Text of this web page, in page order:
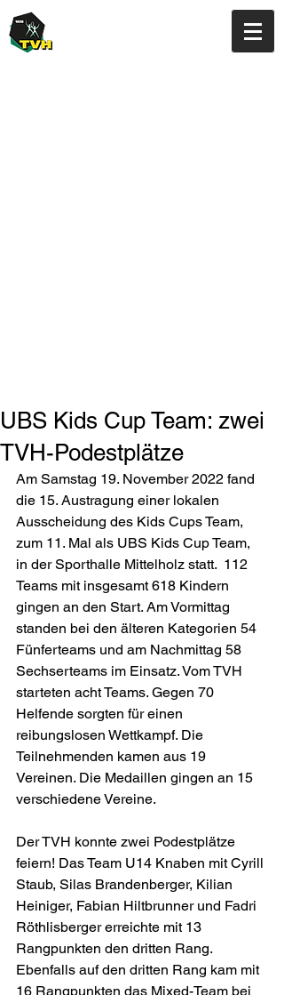
UBS Kids Cup Team: zwei
TVH-Podestplätze
Am Samstag 19. November 2022 fand
die 15. Austragung einer lokalen
Ausscheidung des Kids Cups Team,
zum 11. Mal als UBS Kids Cup Team,
in der Sporthalle Mittelholz statt.  112
Teams mit insgesamt 618 Kindern
gingen an den Start. Am Vormittag
standen bei den älteren Kategorien 54
Fünferteams und am Nachmittag 58
Sechserteams im Einsatz. Vom TVH
starteten acht Teams. Gegen 70
Helfende sorgten für einen
reibungslosen Wettkampf. Die
Teilnehmenden kamen aus 19
Vereinen. Die Medaillen gingen an 15
verschiedene Vereine.
Der TVH konnte zwei Podestplätze
feiern! Das Team U14 Knaben mit Cyrill
Staub, Silas Brandenberger, Kilian
Heiniger, Fabian Hiltbrunner und Fadri
Röthlisberger erreichte mit 13
Rangpunkten den dritten Rang.
Ebenfalls auf den dritten Rang kam mit
16 Rangpunkten das Mixed-Team bei